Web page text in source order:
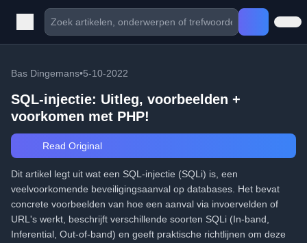
Bas Dingemans•5-10-2022
SQL-injectie: Uitleg, voorbeelden +
voorkomen met PHP!
Read Original
Dit artikel legt uit wat een SQL-injectie (SQLi) is, een
veelvoorkomende beveiligingsaanval op databases. Het bevat
concrete voorbeelden van hoe een aanval via invoervelden of
URL's werkt, beschrijft verschillende soorten SQLi (In-band,
Inferential, Out-of-band) en geeft praktische richtlijnen om deze